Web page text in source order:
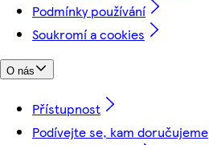
Podmínky používání
Soukromí a cookies
O nás
Přístupnost
Podívejte se, kam doručujeme